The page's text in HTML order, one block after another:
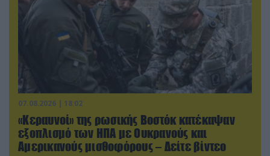
07.08.2026 | 18:02
«Κεραυνοί» της ρωσικής Βοστόκ κατέκαψαν
εξοπλισμό των ΗΠΑ με Ουκρανούς και
Αμερικανούς μισθοφόρους – Δείτε βίντεο